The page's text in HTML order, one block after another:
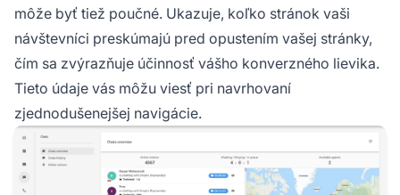
môže byť tiež poučné. Ukazuje, koľko stránok vaši
návštevníci preskúmajú pred opustením vašej stránky,
čím sa zvýrazňuje účinnosť vášho konverzného lievika.
Tieto údaje vás môžu viesť pri navrhovaní
zjednodušenejšej navigácie.